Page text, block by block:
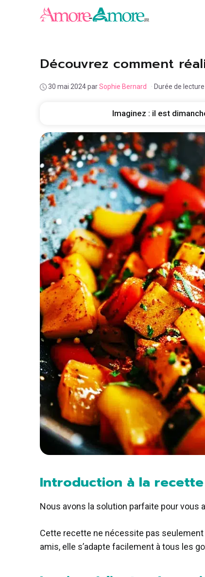
Découvrez comment
30 mai 2024parSophie Bernard · Durée de
Imaginez : il est
Introduction à la
Nous avons la solution parfaite pour vous
Cette recette ne nécessite pas seulement
amis, elle s’adapte facilement à tous les